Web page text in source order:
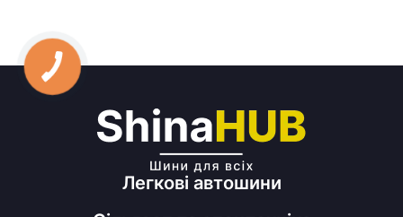
Легкові автошини